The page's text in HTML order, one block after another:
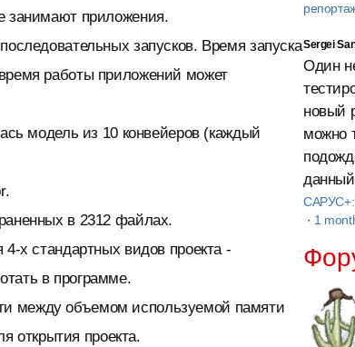
занимают приложения.
запусков. Время запуска
работы приложений может
модель из 10 конвейеров (каждый
в 2312 файлах.
х стандартных видов проекта -
в программе.
между объемом используемой памяти
открытия проекта.
Sergei
Один
новый
можно
САРУС+:
· 1